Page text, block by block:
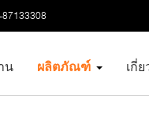
87133308
น ผลิตภัณฑ์ เกี่